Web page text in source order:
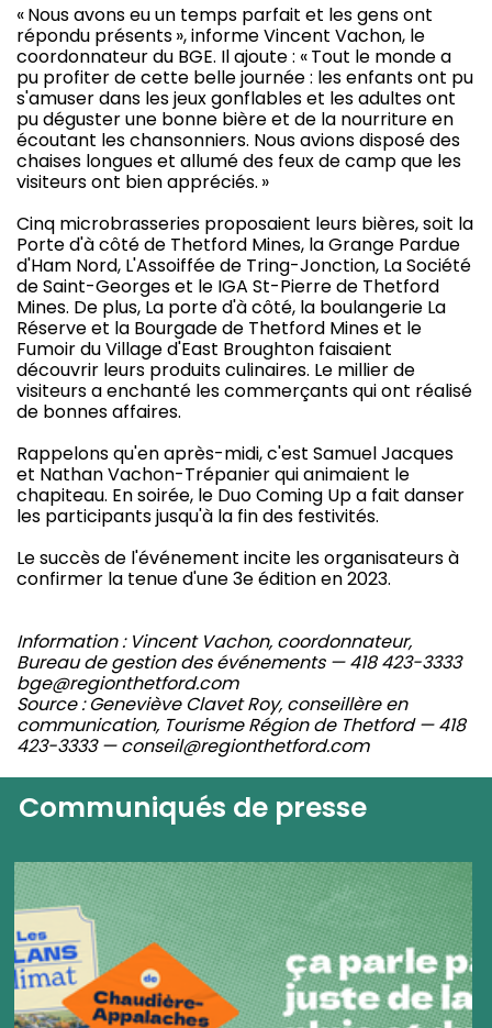
« Nous avons eu un temps parfait et les gens ont
répondu présents », informe Vincent Vachon, le
coordonnateur du BGE. Il ajoute : « Tout le monde a
pu profiter de cette belle journée : les enfants ont pu
s'amuser dans les jeux gonflables et les adultes ont
pu déguster une bonne bière et de la nourriture en
écoutant les chansonniers. Nous avions disposé des
chaises longues et allumé des feux de camp que les
visiteurs ont bien appréciés. »
Cinq microbrasseries proposaient leurs bières, soit la
Porte d'à côté de Thetford Mines, la Grange Pardue
d'Ham Nord, L'Assoiffée de Tring-Jonction, La Société
de Saint-Georges et le IGA St-Pierre de Thetford
Mines. De plus, La porte d'à côté, la boulangerie La
Réserve et la Bourgade de Thetford Mines et le
Fumoir du Village d'East Broughton faisaient
découvrir leurs produits culinaires. Le millier de
visiteurs a enchanté les commerçants qui ont réalisé
de bonnes affaires.
Rappelons qu'en après-midi, c'est Samuel Jacques
et Nathan Vachon-Trépanier qui animaient le
chapiteau. En soirée, le Duo Coming Up a fait danser
les participants jusqu'à la fin des festivités.
Le succès de l'événement incite les organisateurs à
confirmer la tenue d'une 3e édition en 2023.
Information : Vincent Vachon, coordonnateur,
Bureau de gestion des événements — 418 423-3333
bge@regionthetford.com
Source : Geneviève Clavet Roy, conseillère en
communication, Tourisme Région de Thetford — 418
423-3333 — conseil@regionthetford.com
Communiqués de presse